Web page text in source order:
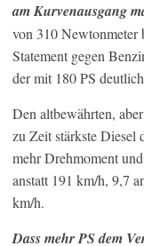
am Kurvenausgang
von 310 Newtonmeter
Statement gegen
der mit 180 PS
Den altbewährten,
zu Zeit stärkste Diesel
mehr Drehmoment
anstatt 191 km/h, 9,7
km/h.
Dass mehr PS dem